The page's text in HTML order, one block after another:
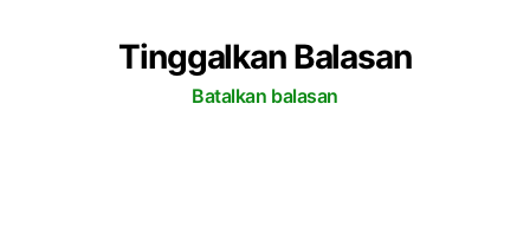
Tinggalkan Balasan
Batalkan balasan